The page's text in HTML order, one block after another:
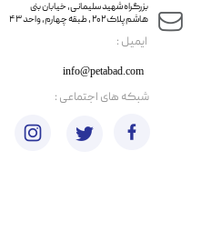
​ایمیل :
info@petabad.com
​​بزرگراه شهید سلیمانی، خیابان بنی
هاشم پلاک ۲۰۲ ، طبقه چهارم، واحد ۴۳
​شبکه های اجتماعی :